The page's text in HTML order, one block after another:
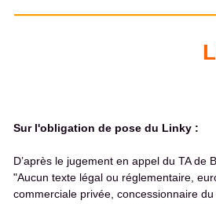
Sur l'obligation de pose du Linky :
D’après le jugement en appel du TA de
"Aucun texte légal ou réglementaire,
commerciale privée, concessionnaire